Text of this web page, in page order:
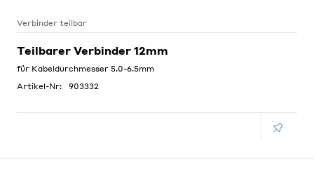
Verbinder teilbar
Teilbarer Verbinder 12mm
für Kabeldurchmesser 5.0-6.5mm
Artikel-Nr:
903332